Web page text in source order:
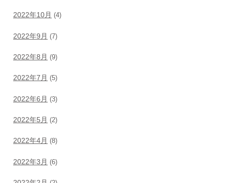
2022年10月 (4)
2022年9月 (7)
2022年8月 (9)
2022年7月 (5)
2022年6月 (3)
2022年5月 (2)
2022年4月 (8)
2022年3月 (6)